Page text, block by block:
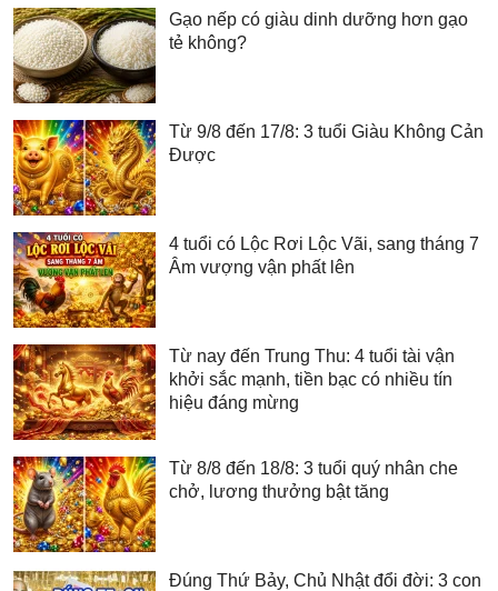
Gạo nếp có giàu dinh dưỡng hơn gạo
tẻ không?
Từ 9/8 đến 17/8: 3 tuổi Giàu Không Cản
Được
4 tuổi có Lộc Rơi Lộc Vãi, sang tháng 7
Âm vượng vận phất lên
Từ nay đến Trung Thu: 4 tuổi tài vận
khởi sắc mạnh, tiền bạc có nhiều tín
hiệu đáng mừng
Từ 8/8 đến 18/8: 3 tuổi quý nhân che
chở, lương thưởng bật tăng
Đúng Thứ Bảy, Chủ Nhật đổi đời: 3 con